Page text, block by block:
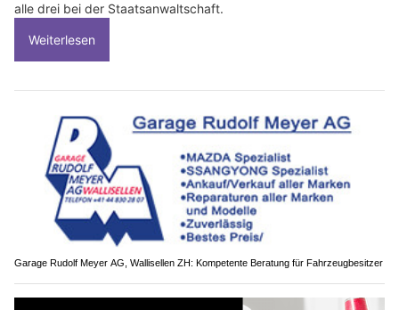
alle drei bei der Staatsanwaltschaft.
Weiterlesen
Garage Rudolf Meyer AG, Wallisellen ZH: Kompetente Beratung für Fahrzeugbesitzer